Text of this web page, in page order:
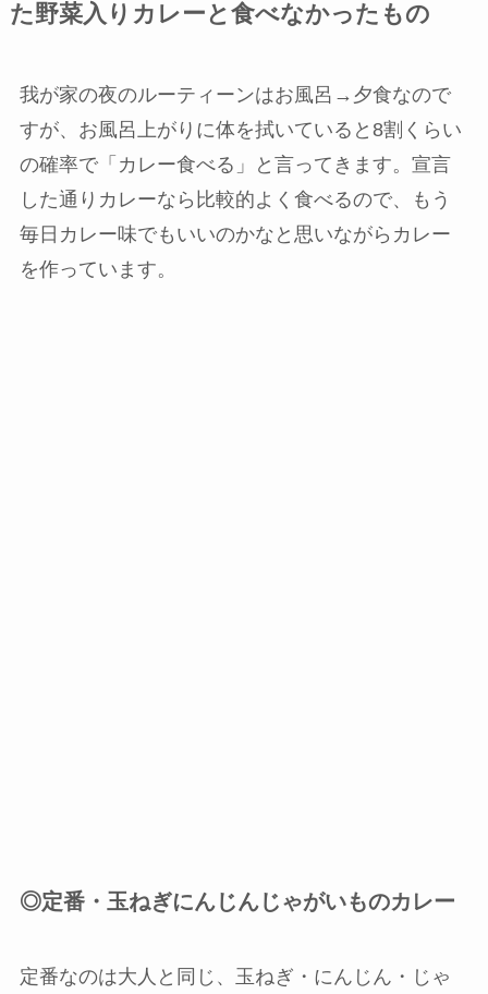
た野菜入りカレーと食べなかったもの
我が家の夜のルーティーンはお風呂→夕食なので
すが、お風呂上がりに体を拭いていると 8割くらい
の確率で「カレー食べる」
と言ってきます。宣言
した通りカレーなら比較的よく食べるので、もう
毎日カレー味でもいいのかなと思いながらカレー
を作っています。
◎定番・玉ねぎにんじんじゃがいものカレー
定番なのは大人と同じ、玉ねぎ・にんじん・じゃ